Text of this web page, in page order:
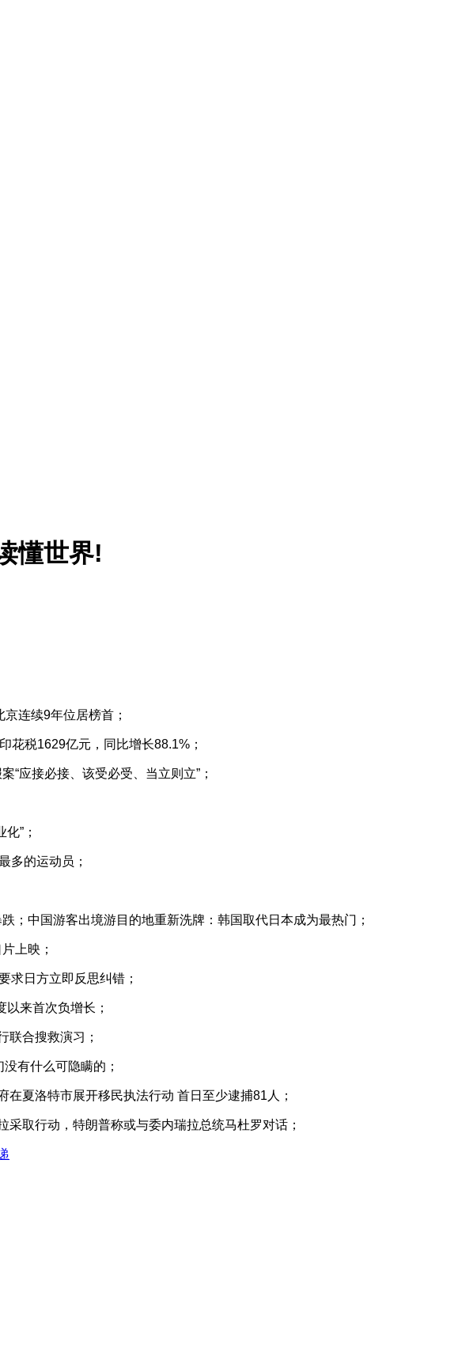
懂世界!
连续9年位居榜首；
花税1629亿元，同比增长88.1%；
“应接必接、该受必受、当立则立”；
”；
多的运动员；
；中国游客出境游目的地重新洗牌：韩国取代日本成为最热门；
上映；
求日方立即反思纠错；
来首次负增长；
联合搜救演习；
有什么可隐瞒的；
夏洛特市展开移民执法行动 首日至少逮捕81人；
取行动，特朗普称或与委内瑞拉总统马杜罗对话；